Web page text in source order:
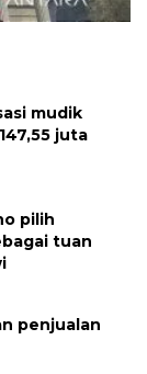
isbat
mudik
juta
pilih
tuan
penjualan